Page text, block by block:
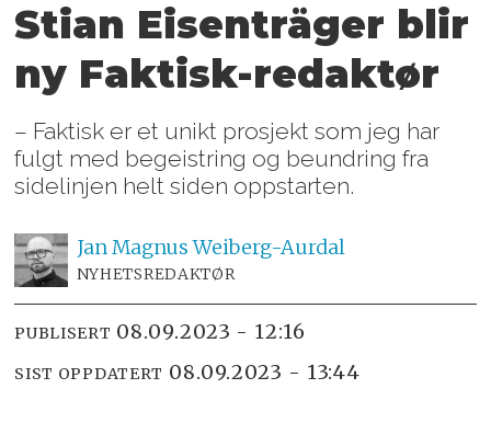
Stian Eisenträger blir
ny Faktisk-redaktør
– Faktisk er et unikt prosjekt som jeg har
fulgt med begeistring og beundring fra
sidelinjen helt siden oppstarten.
Jan Magnus Weiberg-Aurdal
NYHETSREDAKTØR
PUBLISERT 08.09.2023 - 12:16
SIST OPPDATERT 08.09.2023 - 13:44